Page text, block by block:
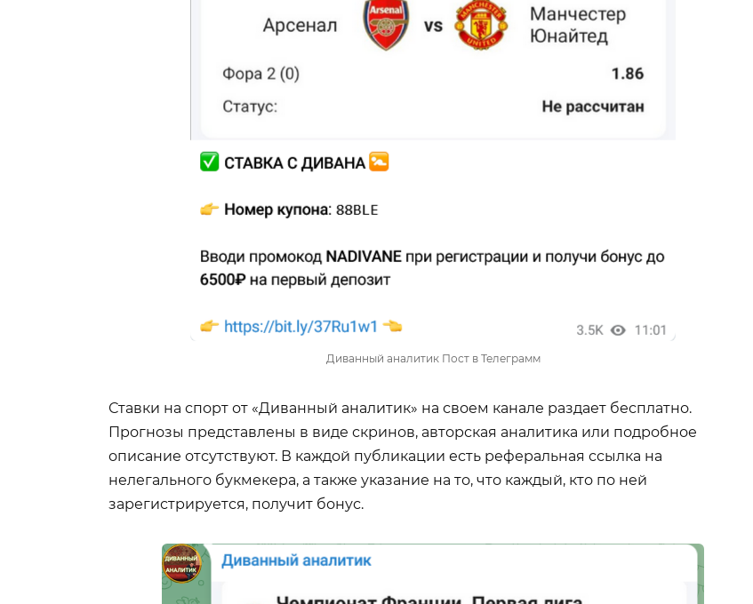
Диванный аналитик Пост в Телеграмм
Ставки на спорт от «Диванный аналитик» на своем канале раздает бесплатно.
Прогнозы представлены в виде скринов, авторская аналитика или подробное
описание отсутствуют. В каждой публикации есть реферальная ссылка на
нелегального букмекера, а также указание на то, что каждый, кто по ней
зарегистрируется, получит бонус.